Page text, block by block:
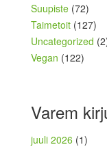
Suupiste (72)
Taimetoit (127)
Uncategorized
Vegan (122)
Varem
juuli 2026 (1)